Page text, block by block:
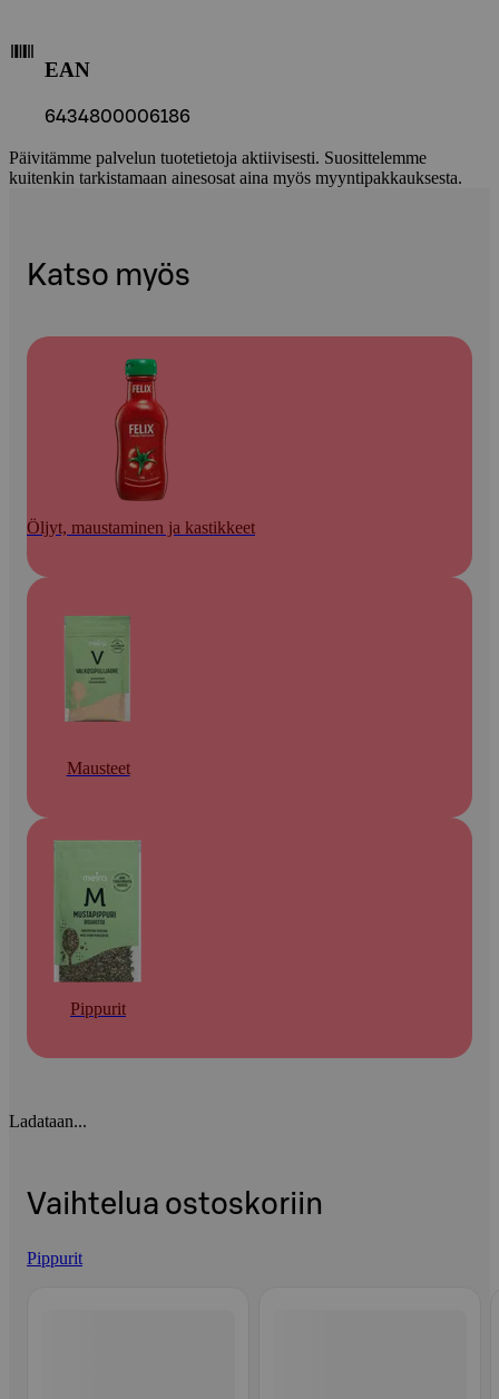
EAN
6434800006186
Päivitämme palvelun tuotetietoja aktiivisesti. Suosittelemme
kuitenkin tarkistamaan ainesosat aina myös myyntipakkauksesta.
Katso myös
Öljyt, maustaminen ja kastikkeet
Mausteet
Pippurit
Ladataan...
Vaihtelua ostoskoriin
Pippurit